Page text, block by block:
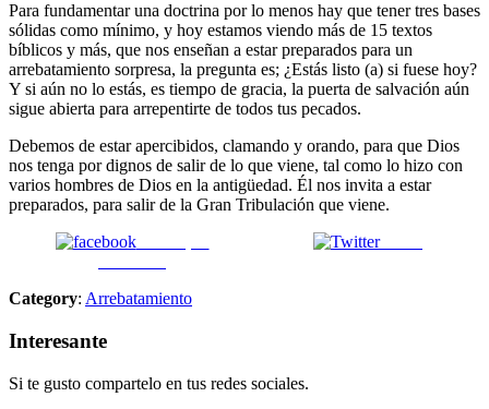
Para fundamentar una doctrina por lo menos hay que tener tres bases
sólidas como mínimo, y hoy estamos viendo más de 15 textos
bíblicos y más, que nos enseñan a estar preparados para un
arrebatamiento sorpresa, la pregunta es; ¿Estás listo (a) si fuese hoy?
Y si aún no lo estás, es tiempo de gracia, la puerta de salvación aún
sigue abierta para arrepentirte de todos tus pecados.
Debemos de estar apercibidos, clamando y orando, para que Dios
nos tenga por dignos de salir de lo que viene, tal como lo hizo con
varios hombres de Dios en la antigüedad. Él nos invita a estar
preparados, para salir de la Gran Tribulación que viene.
Enviar por
Tweet
Category: Arrebatamiento
Interesante
Si te gusto compartelo en tus redes sociales.